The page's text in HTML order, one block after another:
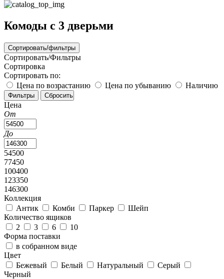
Комоды с 3 дверьми
Сортировать/фильтры
Сортировать/Фильтры
Сортировка
Сортировать по:
Цена по возрастанию
Цена по убыванию Наличию
Цена
От
До
54500
77450
100400
123350
146300
Коллекция
Антик
Комби Паркер
Шейп
Количество ящиков
2
3 6
10
Форма поставки
в собранном виде
Цвет
Бежевый
Белый Натуральный
Серый
Черный